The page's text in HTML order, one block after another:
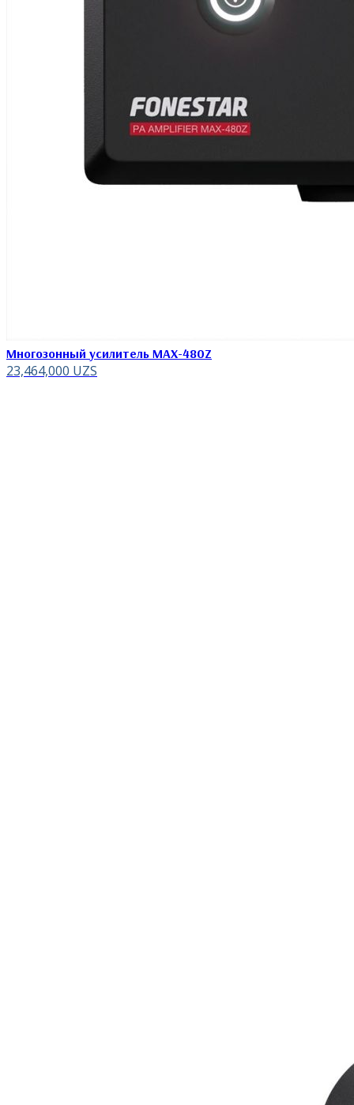
Многозонный усилитель MAX-480Z
23,464,000 UZS